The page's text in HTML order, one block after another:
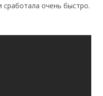
сработала очень быстро.